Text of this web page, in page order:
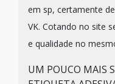
em sp, certamente
VK. Cotando no site
e qualidade no
UM POUCO MAIS